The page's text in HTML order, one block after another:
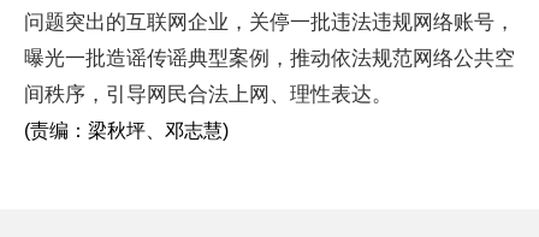
问题突出的互联网企业，关停一批违法违规网络账号，
曝光一批造谣传谣典型案例，推动依法规范网络公共空
间秩序，引导网民合法上网、理性表达。
(责编：梁秋坪、邓志慧)